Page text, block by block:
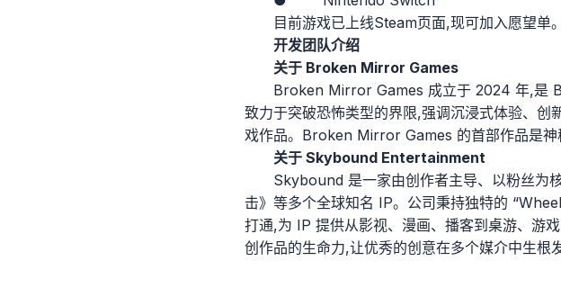
目前游戏已上线Steam页面,现可加入愿望单。
开发团队介绍
关于 Broken Mirror Games
Broken Mirror Games 成立于 2024 年,是
致力于突破恐怖类型的界限,强调沉浸式体验、
戏作品。Broken Mirror Games 的首部作品是神
关于 Skybound Entertainment
Skybound 是一家由创作者主导、以粉丝为
击》等多个全球知名 IP。公司秉持独特的
打通,为 IP 提供从影视、漫画、播客到桌游、游
创作品的生命力,让优秀的创意在多个媒介中生根